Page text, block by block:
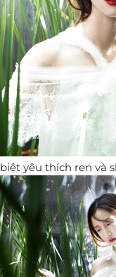
yêu thích ren